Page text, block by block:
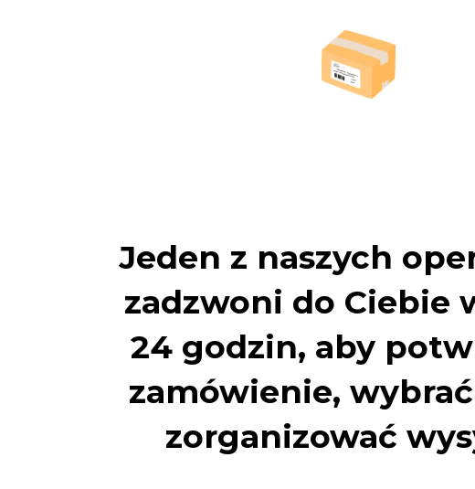
Jeden z naszych
zadzwoni do Ciebie
24 godzin, aby
zamówienie,
zorganizować